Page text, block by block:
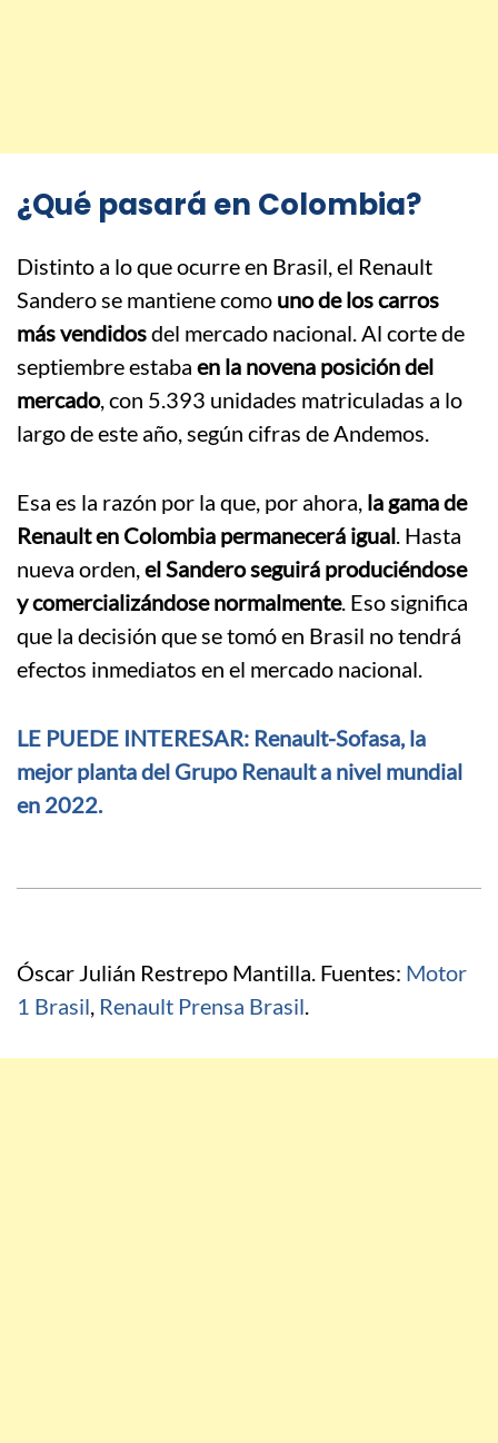
¿Qué pasará en Colombia?
Distinto a lo que ocurre en Brasil, el Renault
Sandero se mantiene como uno de los carros
más vendidosdel mercado nacional. Al corte de
septiembre estaba en la novena posición del
mercado, con 5.393 unidades matriculadas a lo
largo de este año, según cifras de Andemos.
Esa es la razón por la que, por ahora, la gama de
Renault en Colombia permanecerá igual . Hasta
nueva orden, el Sandero seguirá produciéndose
y comercializándose normalmente. Eso significa
que la decisión que se tomó en Brasil no tendrá
efectos inmediatos en el mercado nacional.
LE PUEDE INTERESAR: Renault-Sofasa, la
mejor planta del Grupo Renault a nivel mundial
en 2022.
Óscar Julián Restrepo Mantilla. Fuentes: Motor
1 Brasil Renault Prensa Brasil